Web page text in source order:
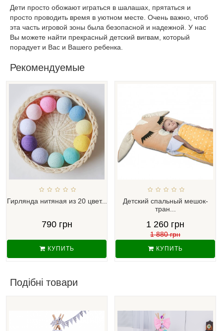
Дети просто обожают играться в шалашах, прятаться и
просто проводить время в уютном месте. Очень важно, чтоб
эта часть игровой зоны была безопасной и надежной. У нас
Вы можете найти прекрасный детский вигвам, который
порадует и Вас и Вашего ребенка.
Рекомендуемые
Гирлянда нитяная из 20 цвет...
790 грн
КУПИТЬ
Детский спальный мешок-
тран...
1 260 грн
1 880 грн
КУПИТЬ
Подібні товари